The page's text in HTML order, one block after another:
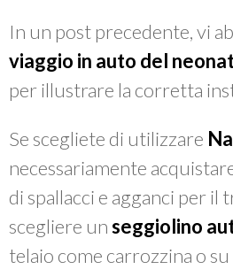
In un post precedente, vi
viaggio in auto del
per illustrare la corretta
Se scegliete di utilizzare
necessariamente
di spallacci e agganci per
scegliere unseggiolino
telaio come carrozzina o su